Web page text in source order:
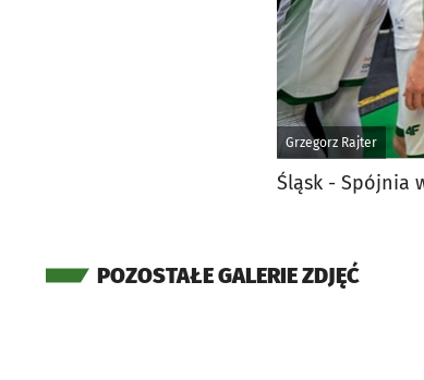
Grzegorz Rajter
Śląsk - Spójnia
POZOSTAŁE GALERIE ZDJĘĆ